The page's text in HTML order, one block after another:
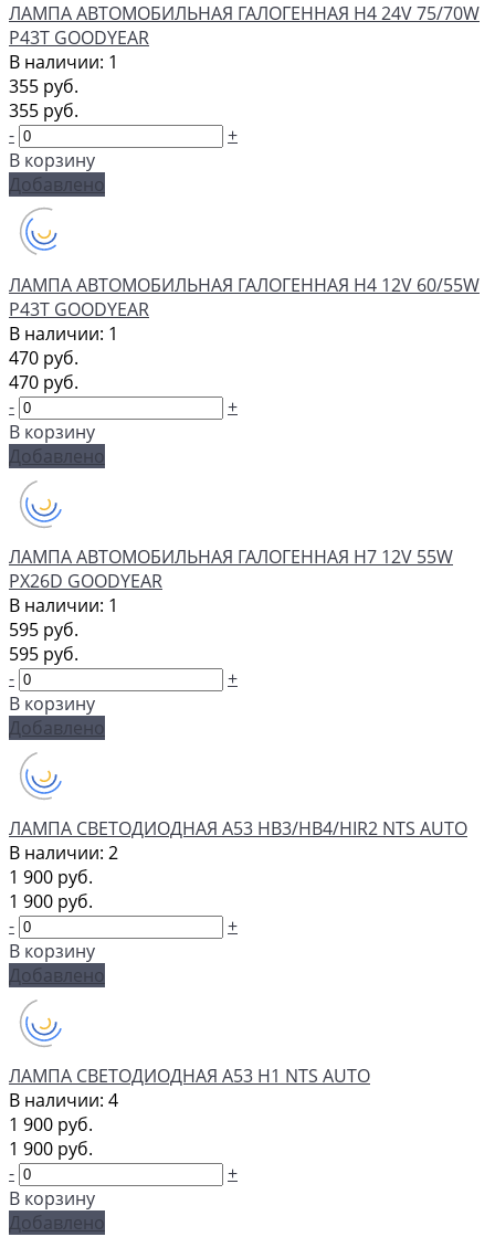
ЛАМПА АВТОМОБИЛЬНАЯ ГАЛОГЕННАЯ H4 24V 75/70W
P43T GOODYEAR
В наличии: 1
355 руб.
355 руб.
-
+
В корзину
Добавлено
ЛАМПА АВТОМОБИЛЬНАЯ ГАЛОГЕННАЯ H4 12V 60/55W
P43T GOODYEAR
В наличии: 1
470 руб.
470 руб.
-
+
В корзину
Добавлено
ЛАМПА АВТОМОБИЛЬНАЯ ГАЛОГЕННАЯ H7 12V 55W
PX26D GOODYEAR
В наличии: 1
595 руб.
595 руб.
-
+
В корзину
Добавлено
ЛАМПА СВЕТОДИОДНАЯ A53 HB3/HB4/HIR2 NTS AUTO
В наличии: 2
1 900 руб.
1 900 руб.
-
+
В корзину
Добавлено
ЛАМПА СВЕТОДИОДНАЯ A53 H1 NTS AUTO
В наличии: 4
1 900 руб.
1 900 руб.
-
+
В корзину
Добавлено